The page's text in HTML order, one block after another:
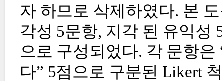
자 하므로 삭제하였다. 본
각성 5문항, 지각 된 유익성
으로 구성되었다. 각 문항은
다” 5점으로 구분된 Likert